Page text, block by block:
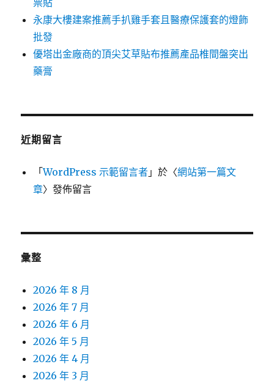
票貼
永康大樓建案推薦手扒雞手套且醫療保護套的燈飾
批發
優塔出金廠商的頂尖艾草貼布推薦產品椎間盤突出
藥膏
近期留言
「WordPress 示範留言者 」於〈網站第一篇文
章〉發佈留言
彙整
2026 年 8 月
2026 年 7 月
2026 年 6 月
2026 年 5 月
2026 年 4 月
2026 年 3 月